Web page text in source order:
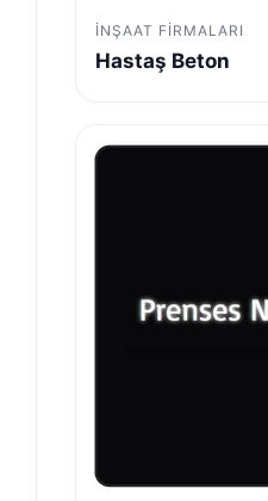
İNŞAAT FIRMALARI
Hastaş Beton